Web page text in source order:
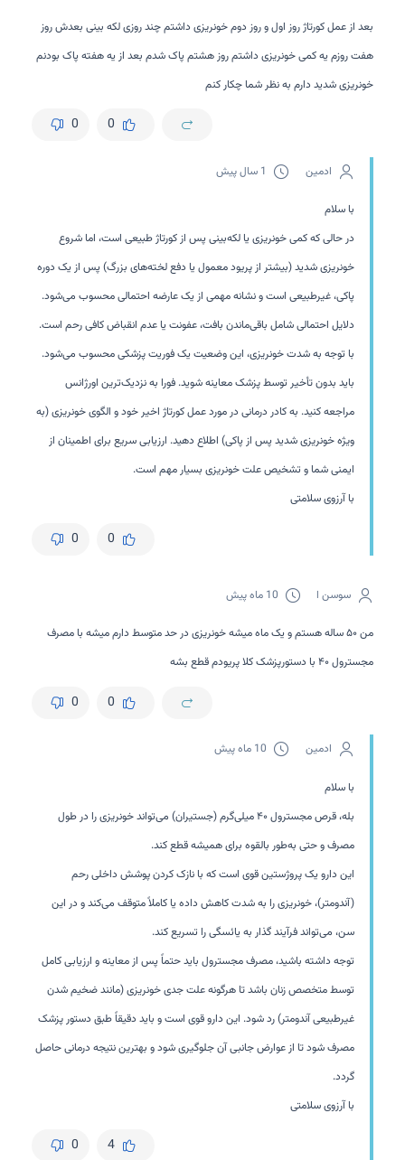
بعد از عمل کورتاژ روز اول و روز دوم خونریزی داشتم چند روزی لکه بینی بعدش روز
هفت روزم یه کمی خونریزی داشتم روز هشتم پاک شدم بعد از یه هفته پاک بودنم
خونریزی شدید دارم به نظر شما چکار کنم
0
0
ادمین 1 سال پیش
با سلام
در حالی که کمی خونریزی یا لکه‌بینی پس از کورتاژ طبیعی است، اما شروع
خونریزی شدید (بیشتر از پریود معمول یا دفع لخته‌های بزرگ) پس از یک دوره
پاکی، غیرطبیعی است و نشانه مهمی از یک عارضه احتمالی محسوب می‌شود.
دلایل احتمالی شامل باقی‌ماندن بافت، عفونت یا عدم انقباض کافی رحم است.
با توجه به شدت خونریزی، این وضعیت یک فوریت پزشکی محسوب می‌شود.
باید بدون تأخیر توسط پزشک معاینه شوید. فورا به نزدیک‌ترین اورژانس
مراجعه کنید. به کادر درمانی در مورد عمل کورتاژ اخیر خود و الگوی خونریزی (به
ویژه خونریزی شدید پس از پاکی) اطلاع دهید. ارزیابی سریع برای اطمینان از
ایمنی شما و تشخیص علت خونریزی بسیار مهم است.
با آرزوی سلامتی
0
0
سوسن ا 10 ماه پیش
من ۵۰ ساله هستم و یک ماه میشه خونریزی در حد متوسط دارم میشه با مصرف
مجسترول ۴۰ با دستور‌پزشک کلا پریودم قطع بشه
0
0
ادمین 10 ماه پیش
با سلام
بله، قرص مجسترول ۴۰ میلی‌گرم (جستیران) می‌تواند خونریزی را در طول
مصرف و حتی به‌طور بالقوه برای همیشه قطع کند.
این دارو یک پروژستین قوی است که با نازک کردن پوشش داخلی رحم
(آندومتر)، خونریزی را به شدت کاهش داده یا کاملاً متوقف می‌کند و در این
سن، می‌تواند فرآیند گذار به یائسگی را تسریع کند.
توجه داشته باشید، مصرف مجسترول باید حتماً پس از معاینه و ارزیابی کامل
توسط متخصص زنان باشد تا هرگونه علت جدی خونریزی (مانند ضخیم شدن
غیرطبیعی آندومتر) رد شود. این دارو قوی است و باید دقیقاً طبق دستور پزشک
مصرف شود تا از عوارض جانبی آن جلوگیری شود و بهترین نتیجه درمانی حاصل
گردد.
با آرزوی سلامتی
4
0